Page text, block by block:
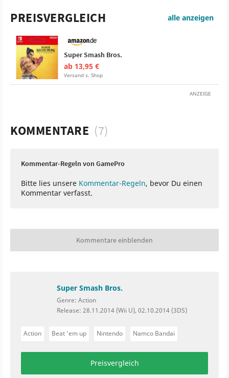
PREISVERGLEICH alle anzeigen
Super Smash Bros.
ab 13,95 €
Versand s. Shop
ANZEIGE
KOMMENTARE (7)
Kommentar-Regeln von GamePro
Bitte lies unsere Kommentar-Regeln, bevor Du einen
Kommentar verfasst.
Kommentare einblenden
Super Smash Bros.
Genre: Action
Release: 28.11.2014 (Wii U), 02.10.2014 (3DS)
Action Beat ’em up Nintendo Namco Bandai
Preisvergleich